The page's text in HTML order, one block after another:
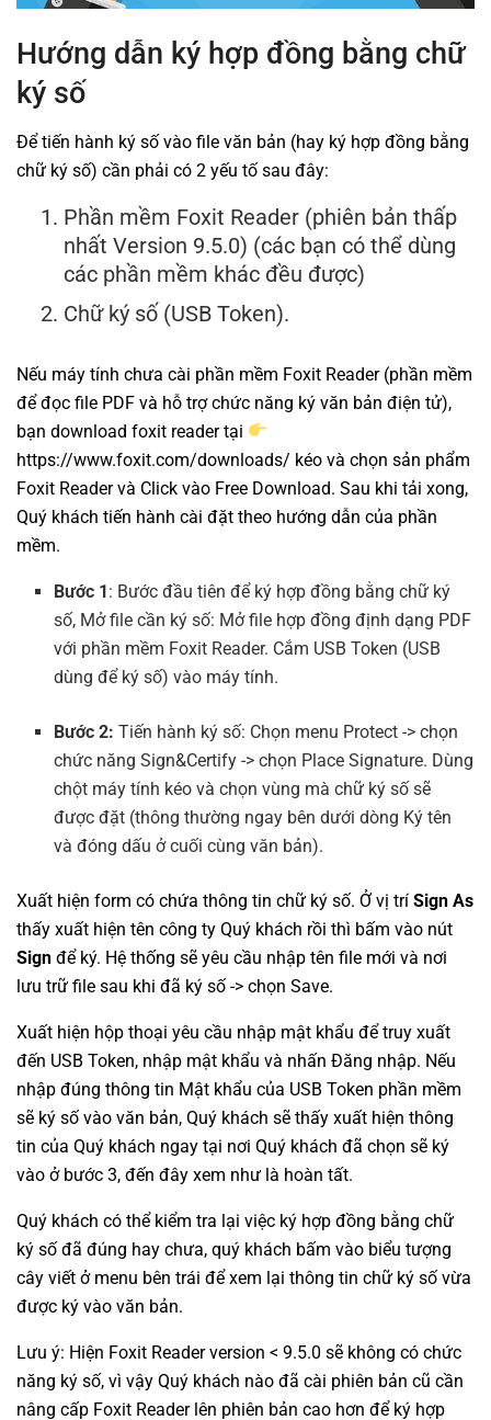
Hướng dẫn ký hợp đồng bằng chữ
ký số
Để tiến hành ký số vào file văn bản (hay ký hợp đồng bằng
chữ ký số) cần phải có 2 yếu tố sau đây:
Phần mềm Foxit Reader (phiên bản thấp
nhất Version 9.5.0) (các bạn có thể dùng
các phần mềm khác đều được)
Chữ ký số (USB Token).
Nếu máy tính chưa cài phần mềm Foxit Reader (phần mềm
để đọc file PDF và hỗ trợ chức năng ký văn bản điện tử),
bạn download foxit reader tại
https://www.foxit.com/downloads/ kéo và chọn sản phẩm
Foxit Reader và Click vào Free Download. Sau khi tải xong,
Quý khách tiến hành cài đặt theo hướng dẫn của phần
mềm.
Bước 1: Bước đầu tiên để ký hợp đồng bằng chữ ký
số, Mở file cần ký số: Mở file hợp đồng định dạng PDF
với phần mềm Foxit Reader. Cắm USB Token (USB
dùng để ký số) vào máy tính.
Bước 2: Tiến hành ký số: Chọn menu Protect -> chọn
chức năng Sign&Certify -> chọn Place Signature. Dùng
chột máy tính kéo và chọn vùng mà chữ ký số sẽ
được đặt (thông thường ngay bên dưới dòng Ký tên
và đóng dấu ở cuối cùng văn bản).
Xuất hiện form có chứa thông tin chữ ký số. Ở vị trí Sign As
thấy xuất hiện tên công ty Quý khách rồi thì bấm vào nút
Sign để ký. Hệ thống sẽ yêu cầu nhập tên file mới và nơi
lưu trữ file sau khi đã ký số -> chọn Save.
Xuất hiện hộp thoại yêu cầu nhập mật khẩu để truy xuất
đến USB Token, nhập mật khẩu và nhấn Đăng nhập. Nếu
nhập đúng thông tin Mật khẩu của USB Token phần mềm
sẽ ký số vào văn bản, Quý khách sẽ thấy xuất hiện thông
tin của Quý khách ngay tại nơi Quý khách đã chọn sẽ ký
vào ở bước 3, đến đây xem như là hoàn tất.
Quý khách có thể kiểm tra lại việc ký hợp đồng bằng chữ
ký số đã đúng hay chưa, quý khách bấm vào biểu tượng
cây viết ở menu bên trái để xem lại thông tin chữ ký số vừa
được ký vào văn bản.
Lưu ý: Hiện Foxit Reader version < 9.5.0 sẽ không có chức
năng ký số, vì vậy Quý khách nào đã cài phiên bản cũ cần
nâng cấp Foxit Reader lên phiên bản cao hơn để ký hợp